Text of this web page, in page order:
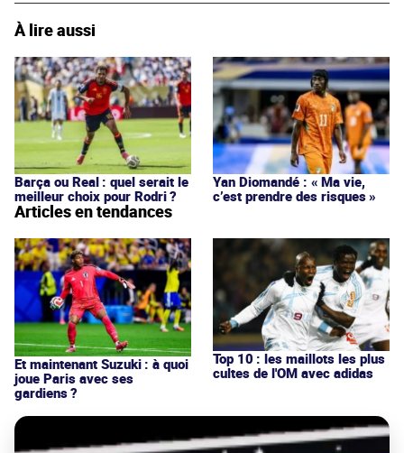
À lire aussi
Barça ou Real : quel serait le
meilleur choix pour Rodri ?
Yan Diomandé : « Ma vie,
c’est prendre des risques »
Articles en tendances
Et maintenant Suzuki : à quoi
joue Paris avec ses
gardiens ?
Top 10 : les maillots les plus
cultes de l'OM avec adidas